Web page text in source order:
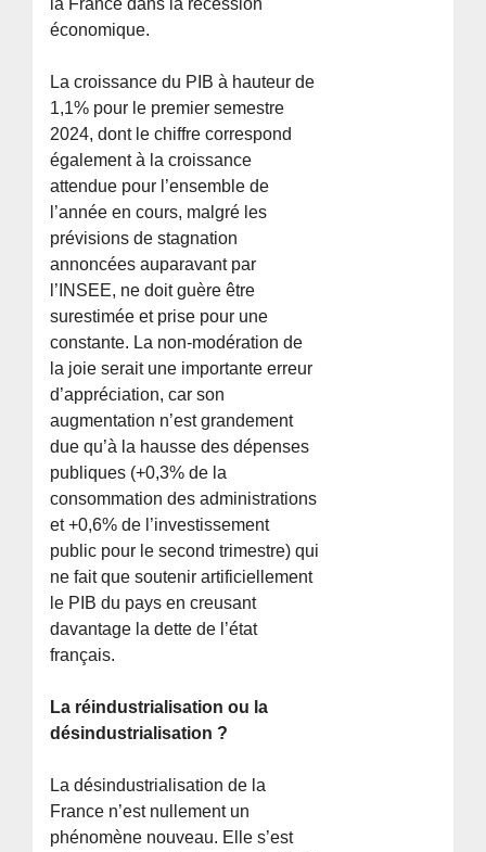
économique.
La croissance du PIB à hauteur de
1,1% pour le premier semestre
2024, dont le chiffre correspond
également à la croissance
attendue pour l’ensemble de
l’année en cours, malgré les
prévisions de stagnation
annoncées auparavant par
l’INSEE, ne doit guère être
surestimée et prise pour une
constante. La non-modération de
la joie serait une importante erreur
d’appréciation, car son
augmentation n’est grandement
due qu’à la hausse des dépenses
publiques (+0,3% de la
consommation des administrations
et +0,6% de l’investissement
public pour le second trimestre) qui
ne fait que soutenir artificiellement
le PIB du pays en creusant
davantage la dette de l’état
français.
La réindustrialisation ou la
désindustrialisation ?
La désindustrialisation de la
France n’est nullement un
phénomène nouveau. Elle s’est